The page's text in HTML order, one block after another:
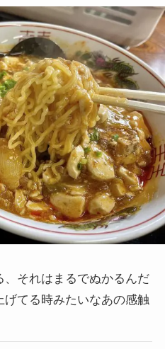
それはまるでぬかるんだ
てる時みたいなあの感触